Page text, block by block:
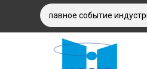
2025: главное событие индустрии